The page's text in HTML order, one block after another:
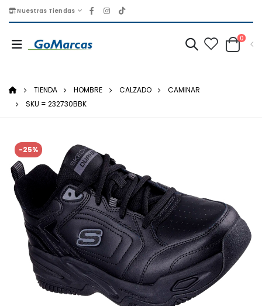
Nuestras Tiendas
0
TIENDA HOMBRE CALZADO
CAMINAR
SKU = 232730BBK
-25%